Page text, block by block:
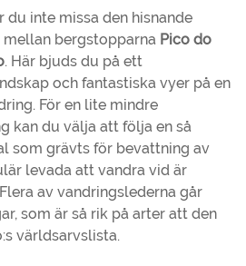
du inte missa den hisnande
bergstopparna Pico do
. Här bjuds du på ett
och fantastiska vyer på en
För en lite mindre
kan du välja att följa en så
som grävts för bevattning av
levada att vandra vid är
av vandringslederna går
som är så rik på arter att den
världsarvslista.